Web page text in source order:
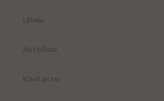
Цены
Автоблог
Контакты